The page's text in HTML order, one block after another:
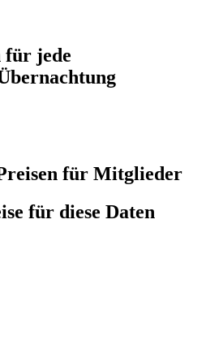
für jede
für Mitglieder
für diese Daten